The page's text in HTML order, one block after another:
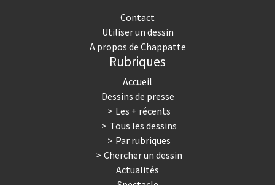
Contact
Utiliser un dessin
A propos de Chappatte
Rubriques
Accueil
Dessins de presse
Les + récents
Tous les dessins
Par rubriques
Chercher un dessin
Actualités